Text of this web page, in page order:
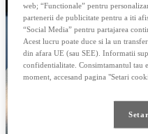
web; “Functionale” pentru
partenerii de publicitate pentru a iti
“Social Media” pentru partajarea
Acest lucru poate duce si la un
din afara UE (sau SEE). Informatii
confidentialitate. Consimtamantul tau
moment, accesand pagina "Setari